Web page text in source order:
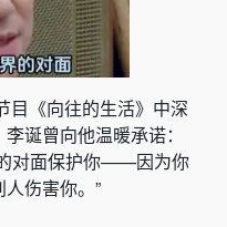
目《向往的生活》中深
诞曾向他温暖承诺：
对面保护你——因为你
伤害你。”